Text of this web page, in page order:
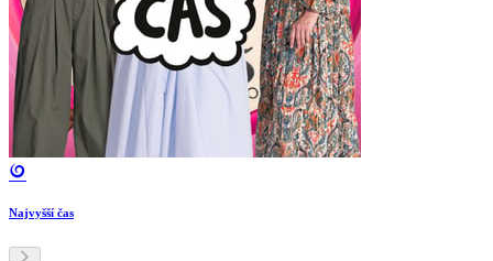
Najvyšší čas